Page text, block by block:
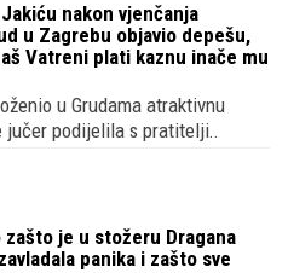
nakon vjenčanja
u Zagrebu objavio depešu,
Vatreni plati kaznu inače mu
u Grudama atraktivnu
podijelila s pratitelji..
zašto je u stožeru Dragana
panika i zašto sve